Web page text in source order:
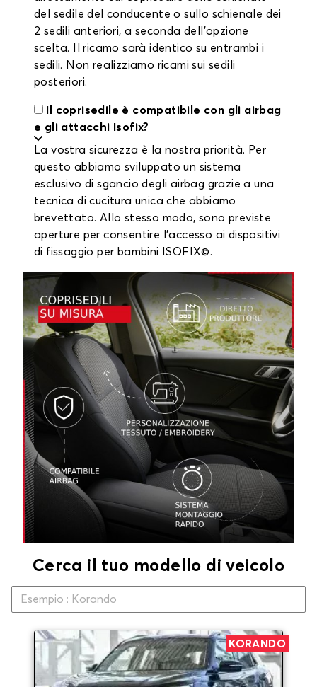
del sedile del conducente o sullo schienale dei
2 sedili anteriori, a seconda dell'opzione
scelta. Il ricamo sarà identico su entrambi i
sedili. Non realizziamo ricami sui sedili
posteriori.
Il coprisedile è compatibile con gli airbag
e gli attacchi Isofix?
La vostra sicurezza è la nostra priorità. Per
questo abbiamo sviluppato un sistema
esclusivo di sgancio degli airbag grazie a una
tecnica di cucitura unica che abbiamo
brevettato. Allo stesso modo, sono previste
aperture per consentire l'accesso ai dispositivi
di fissaggio per bambini ISOFIX©.
Cerca il tuo modello di veicolo
KORANDO